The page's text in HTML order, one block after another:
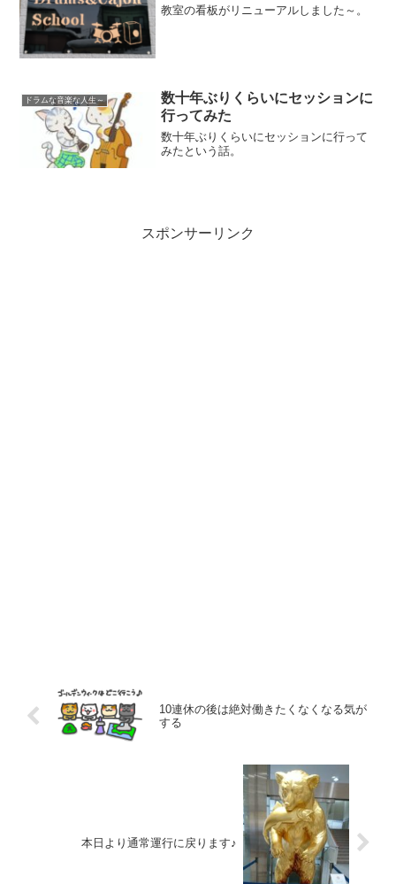
教室の看板がリニューアルしました～。
ドラムな音楽な人生～
数十年ぶりくらいにセッションに
行ってみた
数十年ぶりくらいにセッションに行って
みたという話。
スポンサーリンク
10連休の後は絶対働きたくなくなる気が
する
本日より通常運行に戻ります♪